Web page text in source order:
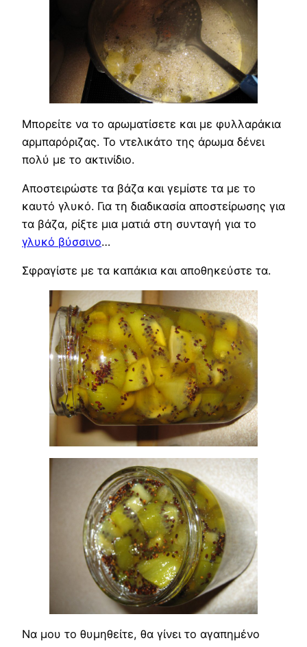
Μπορείτε να το αρωματίσετε και με φυλλαράκια
αρμπαρόριζας. Το ντελικάτο της άρωμα δένει
πολύ με το ακτινίδιο.
Αποστειρώστε τα βάζα και γεμίστε τα με το
καυτό γλυκό. Για τη διαδικασία αποστείρωσης για
τα βάζα, ρίξτε μια ματιά στη συνταγή για το
γλυκό βύσσινο…
Σφραγίστε με τα καπάκια και αποθηκεύστε τα.
Να μου το θυμηθείτε, θα γίνει το αγαπημένο